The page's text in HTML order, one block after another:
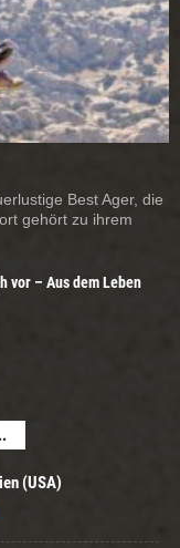
Best Ager, die
gehört zu ihrem
vor – Aus dem Leben
(USA)